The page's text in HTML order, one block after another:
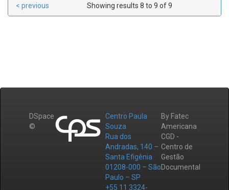
Showing results 8 to 9 of 9
< previous
DSpace
©
Centro Paula
Souza
Rua dos
Andradas, 140 –
Santa Efigênia
01208-000 – São
Paulo – SP
+55 11 3324-
By Fatec
Americana
CGD -
Centro de
Gestão
Documental